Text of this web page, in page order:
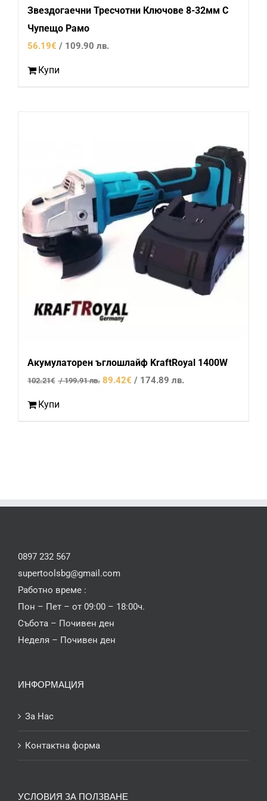
Звездогаечни Тресчотни Ключове 8-32мм С
Чупещо Рамо
56.19€ / 109.90 лв.
Купи
Акумулаторен ъглошлайф KraftRoyal 1400W
102.21€ / 199.91 лв. Original
89.42€ / 174.89 лв.Текущата
Купи
0897 232 567
supertoolsbg@gmail.com
Работно време :
Пон – Пет – от 09:00 – 18:00ч.
Събота – Почивен ден
Неделя – Почивен ден
ИНФОРМАЦИЯ
За Нас
Контактна форма
УСЛОВИЯ ЗА ПОЛЗВАНЕ